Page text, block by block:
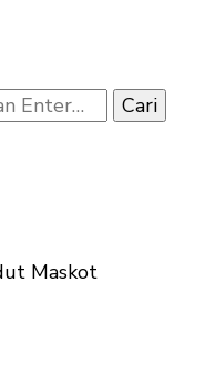
Maskot